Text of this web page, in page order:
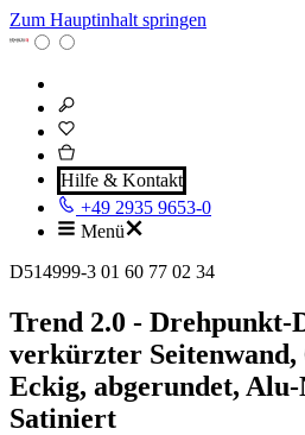
Zum Hauptinhalt springen
Hilfe & Kontakt
+49 2935 9653-0
Menü
D514999-3 01 60 77 02 34
Trend 2.0 -
verkürzter Seitenwand,
Eckig, abgerundet,
Satiniert